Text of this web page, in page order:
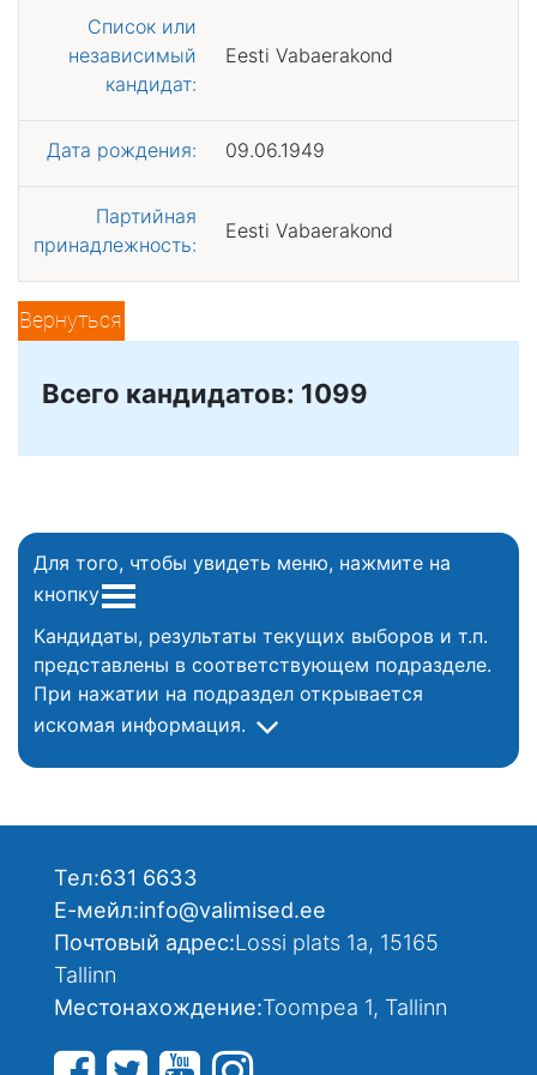
Список или
независимый
кандидат:
Eesti Vabaerakond
Дата рождения: 09.06.1949
Партийная
принадлежность:
Eesti Vabaerakond
Вернуться
Всего кандидатов: 1099
Для того, чтобы увидеть меню, нажмите на
кнопку
Кандидаты, результаты текущих выборов и т.п.
представлены в соответствующем подразделе.
При нажатии на подраздел открывается
искомая информация.
Тел:631 6633
Е-мейл:info@valimised.ee
Почтовый адрес:Lossi plats 1a, 15165
Tallinn
Местонахождение:Toompea 1, Tallinn